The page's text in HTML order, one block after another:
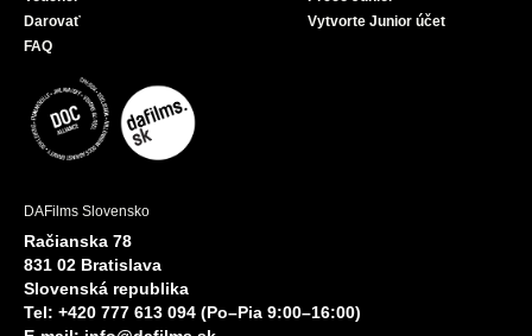
Darovať
FAQ
Vytvorte Junior účet
DAFilms Slovensko
Račianska 78
831 02 Bratislava
Slovenská republika
Tel: +420 777 613 094 (Po–Pia 9:00–16:00)